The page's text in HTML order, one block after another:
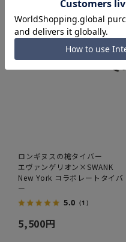
ロンギヌスの槍タイバー
エヴァンゲリオン×SWANK
New York コラボレートタイバ
ー
5.0 （1）
5,500円